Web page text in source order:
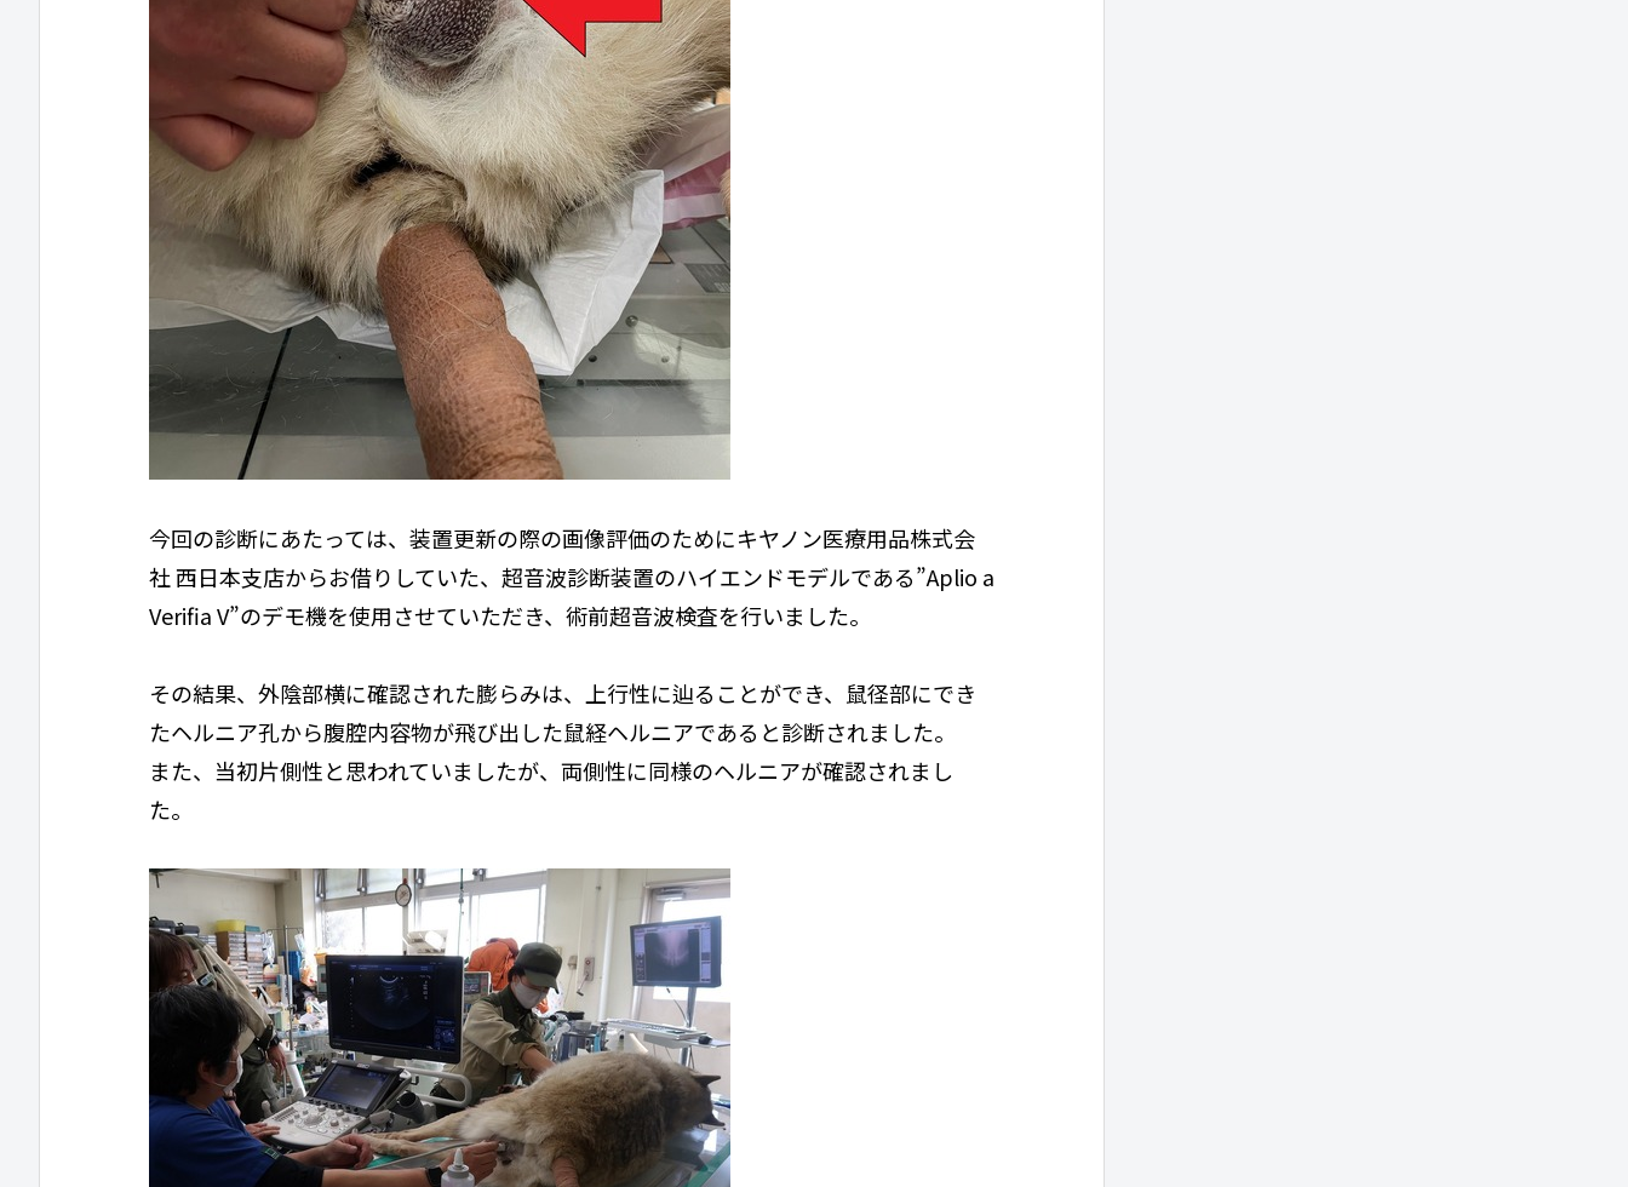
今回の診断にあたっては、装置更新の際の画像評価のためにキヤノン医療用品株式会
社 西日本支店からお借りしていた、超音波診断装置のハイエンドモデルである”Aplio a
Verifia V”のデモ機を使用させていただき、術前超音波検査を行いました。
その結果、外陰部横に確認された膨らみは、上行性に辿ることができ、鼠径部にでき
たヘルニア孔から腹腔内容物が飛び出した鼠経ヘルニアであると診断されました。
また、当初片側性と思われていましたが、両側性に同様のヘルニアが確認されまし
た。